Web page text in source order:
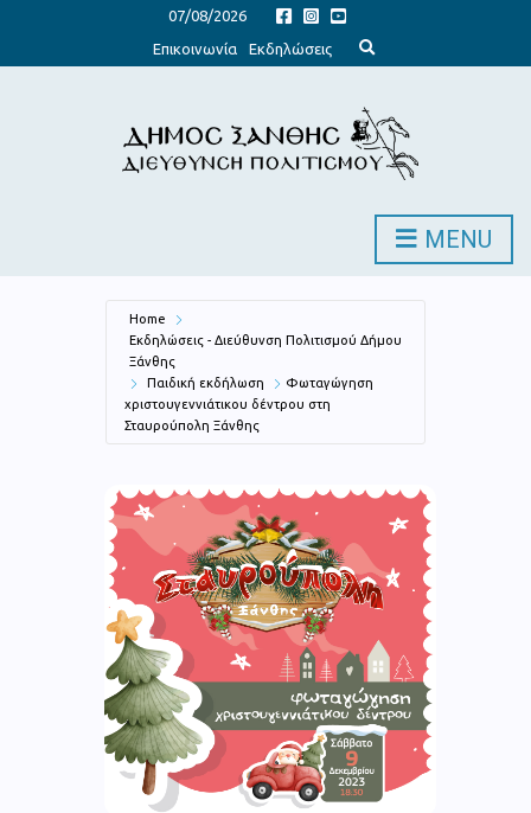
07/08/2026
Επικοινωνία
Εκδηλώσεις
x
d
s
e
c
o
MENU
Home
Εκδηλώσεις - Διεύθυνση Πολιτισμού Δήμου
Ξάνθης
Παιδική εκδήλωση
Φωταγώγηση
χριστουγεννιάτικου δέντρου στη
Σταυρούπολη Ξάνθης